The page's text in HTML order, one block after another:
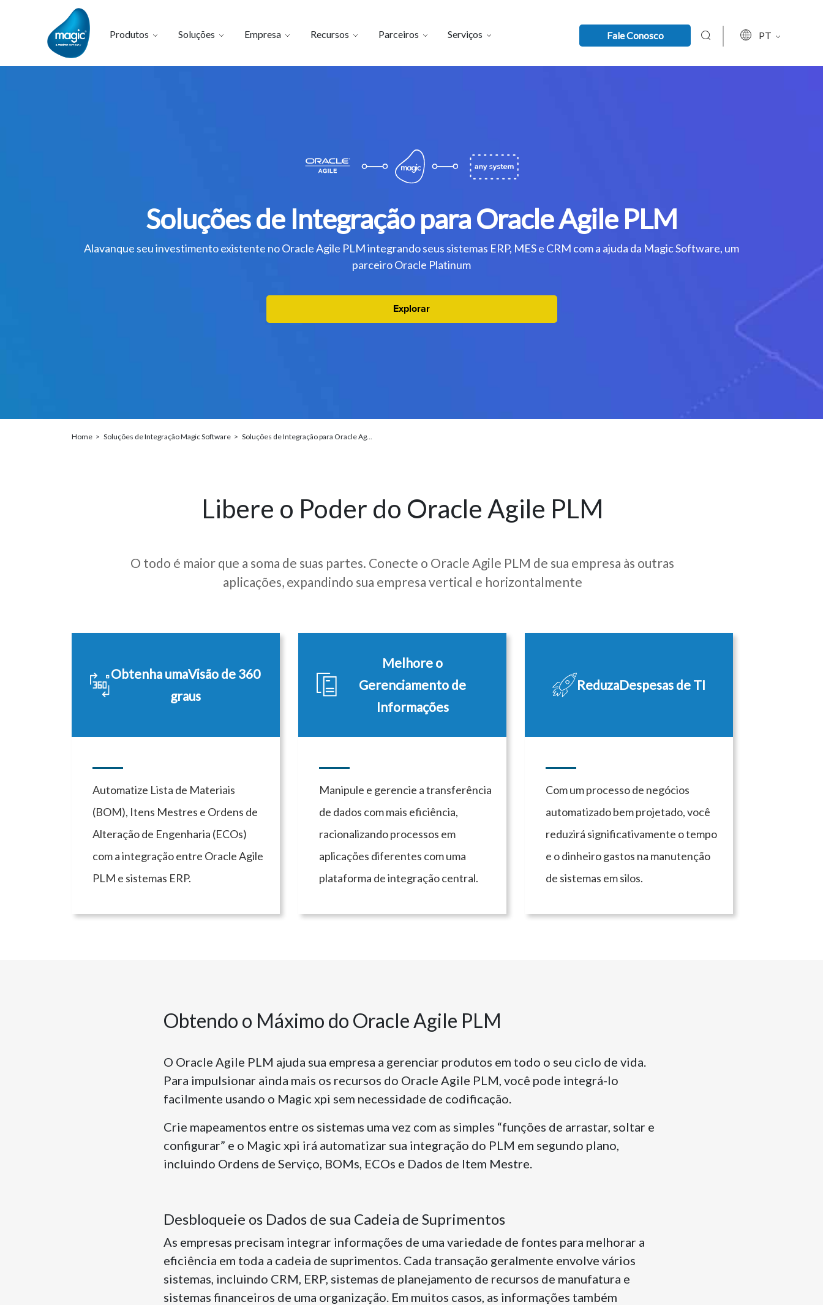
Produtos Soluções Empresa Recursos Parceiros Serviços Fale Conosco PT
Soluções de Integração para Oracle Agile PLM
Alavanque seu investimento existente no Oracle Agile PLM integrando seus sistemas ERP, MES e CRM com a ajuda da Magic Software, um
parceiro Oracle Platinum
Explorar
Home Soluções de Integração Magic Software Soluções de Integração para Oracle Ag...
Libere o Poder do Oracle Agile PLM
O todo é maior que a soma de suas partes. Conecte o Oracle Agile PLM de sua empresa às outras
aplicações, expandindo sua empresa vertical e horizontalmente
Obtenha umaVisão de 360
graus
Automatize Lista de Materiais
(BOM), Itens Mestres e Ordens de
Alteração de Engenharia (ECOs)
com a integração entre Oracle Agile
PLM e sistemas ERP.
Melhore o
Gerenciamento de
Informações
Manipule e gerencie a transferência
de dados com mais eficiência,
racionalizando processos em
aplicações diferentes com uma
plataforma de integração central.
ReduzaDespesas de TI
Com um processo de negócios
automatizado bem projetado, você
reduzirá significativamente o tempo
e o dinheiro gastos na manutenção
de sistemas em silos.
Obtendo o Máximo do Oracle Agile PLM
O Oracle Agile PLM ajuda sua empresa a gerenciar produtos em todo o seu ciclo de vida.
Para impulsionar ainda mais os recursos do Oracle Agile PLM, você pode integrá-lo
facilmente usando o Magic xpi sem necessidade de codificação.
Crie mapeamentos entre os sistemas uma vez com as simples “funções de arrastar, soltar e
configurar” e o Magic xpi irá automatizar sua integração do PLM em segundo plano,
incluindo Ordens de Serviço, BOMs, ECOs e Dados de Item Mestre.
Desbloqueie os Dados de sua Cadeia de Suprimentos
As empresas precisam integrar informações de uma variedade de fontes para melhorar a
eficiência em toda a cadeia de suprimentos. Cada transação geralmente envolve vários
sistemas, incluindo CRM, ERP, sistemas de planejamento de recursos de manufatura e
sistemas financeiros de uma organização. Em muitos casos, as informações também